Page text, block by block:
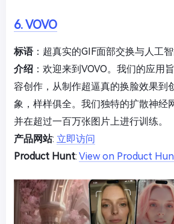
6. VOVO
标语：超真实的GIF面部交换与人工
介绍 ：欢迎来到VOVO。我们的应用
容创作，从制作超逼真的换脸效果到
象，样样俱全。我们独特的扩散神经
并在超过一百万张图片上进行训练。
产品网站: 立即访问
Product Hunt: View on Product